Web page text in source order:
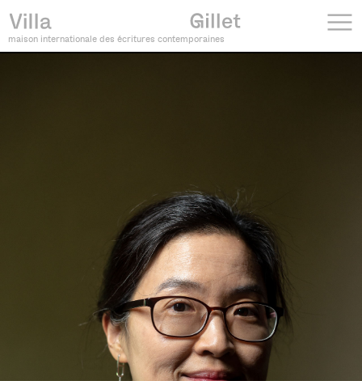
maison internationale des écritures contemporaines